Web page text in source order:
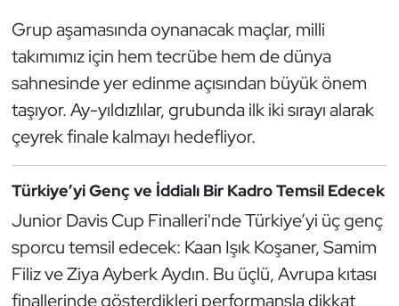
Grup aşamasında oynanacak maçlar, milli
takımımız için hem tecrübe hem de dünya
sahnesinde yer edinme açısından büyük önem
taşıyor. Ay-yıldızlılar, grubunda ilk iki sırayı alarak
çeyrek finale kalmayı hedefliyor.
Türkiye’yi Genç ve İddialı Bir Kadro Temsil Edecek
Junior Davis Cup Finalleri'nde Türkiye’yi üç genç
sporcu temsil edecek: Kaan Işık Koşaner, Samim
Filiz ve Ziya Ayberk Aydın. Bu üçlü, Avrupa kıtası
finallerinde gösterdikleri performansla dikkat
Paralimpik
Ragbi
Satranç
Sualtı Sporları
Tekvando
Tenis